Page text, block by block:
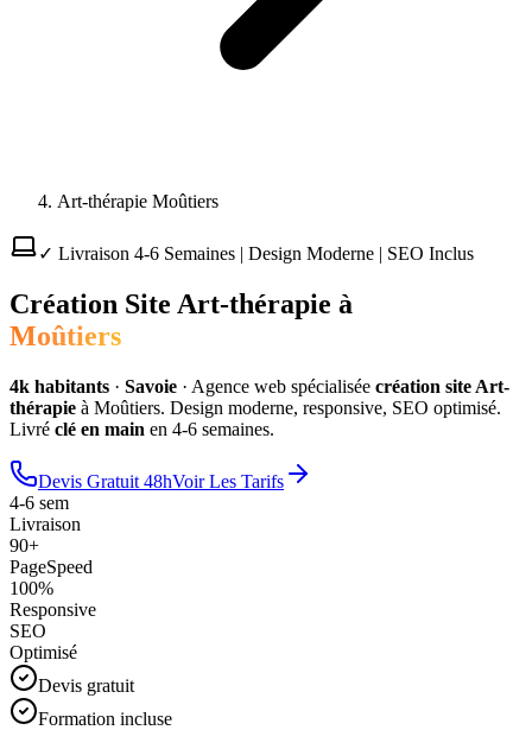
Art-thérapie Moûtiers
✓ Livraison 4-6 Semaines | Design Moderne | SEO Inclus
Création Site Art-thérapie à
Moûtiers
4k habitants · Savoie · Agence web spécialisée création site Art-
thérapie à Moûtiers. Design moderne, responsive, SEO optimisé.
Livré clé en main en 4-6 semaines.
Devis Gratuit 48hVoir Les Tarifs
4-6 sem
Livraison
90+
PageSpeed
100%
Responsive
SEO
Optimisé
Devis gratuit
Formation incluse